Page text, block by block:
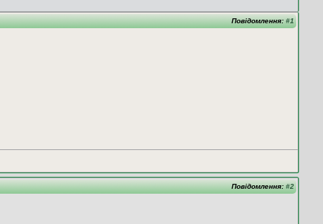
Повідомлення: #1
Повідомлення: #2